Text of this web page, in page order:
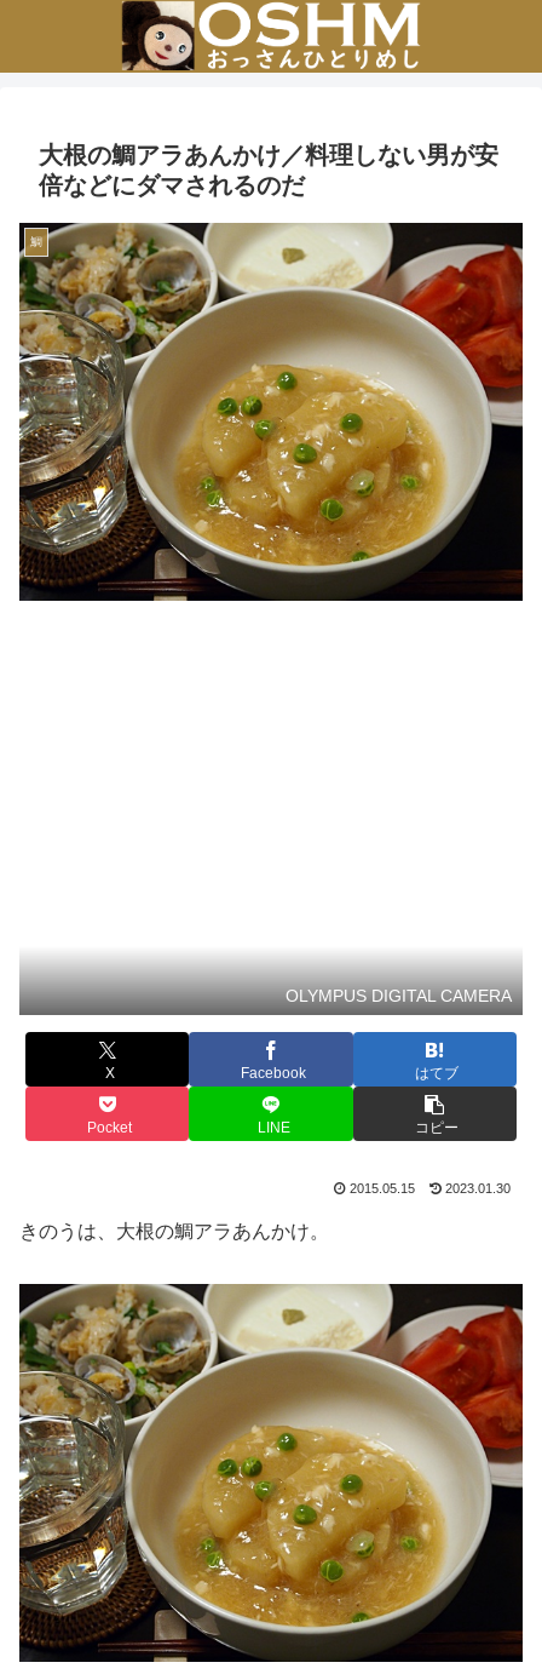
大根の鯛アラあんかけ／料理しない男が安
倍などにダマされるのだ
鯛
OLYMPUS DIGITAL CAMERA
X Facebook はてブ
Pocket LINE コピー
2015.05.15 2023.01.30
きのうは、大根の鯛アラあんかけ。